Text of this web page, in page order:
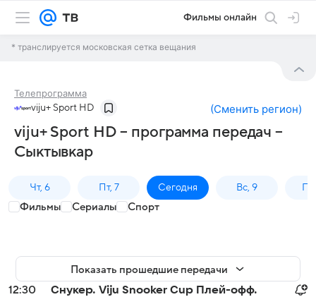
Фильмы онлайн
* транслируется московская сетка вещания
Телепрограмма
viju+ Sport HD (Сменить регион)
viju+ Sport HD – программа передач –
Сыктывкар
Чт, 6 Пт, 7 Сегодня Вс, 9
Фильмы Сериалы Спорт
Показать прошедшие передачи
12:30
Снукер. Viju Snooker Cup Плей-офф.